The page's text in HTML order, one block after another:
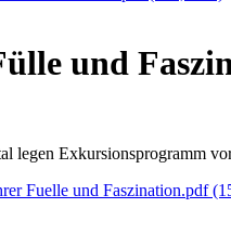
und
legen Exkursionsprogramm
Fuelle und Faszination.pdf